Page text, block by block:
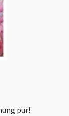
pur!